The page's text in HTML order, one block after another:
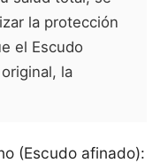
la protección
el Escudo
la
(Escudo afinado):